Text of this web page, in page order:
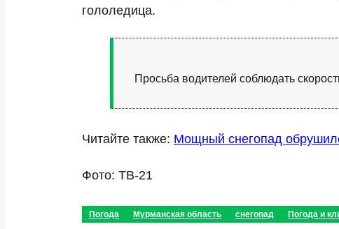
гололедица.
Просьба водителей соблюдать
Читайте также: Мощный снегопад
Фото: ТВ-21
Погода Мурманская область снегопад Погода и